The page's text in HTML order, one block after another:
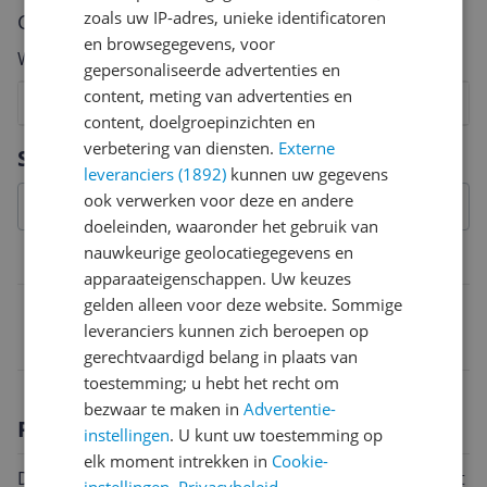
Specificaties
Belangrijkste kenmerken
4008033420495
Productomschrijving
Deze ceramische Y-schiller is onvgerslijtbaar en uiterst
Cijfer
Welk cijfer geef jij dit product?
7
6
5
4
3
2
Vraag 1 van 4
zoals uw IP-adres, unieke identificatoren
en browsegegevens, voor
gepersonaliseerde advertenties en
content, meting van advertenties en
content, doelgroepinzichten en
verbetering van diensten. Externe
leveranciers (1892) kunnen uw gegevens
ook verwerken voor deze en andere
doeleinden, waaronder het gebruik van
nauwkeurige geolocatiegegevens en
apparaateigenschappen. Uw keuzes
gelden alleen voor deze website. Sommige
leveranciers kunnen zich beroepen op
gerechtvaardigd belang in plaats van
toestemming; u hebt het recht om
bezwaar te maken inAdvertentie-
instellingen. U kunt uw toestemming op
elk moment intrekken in Cookie-